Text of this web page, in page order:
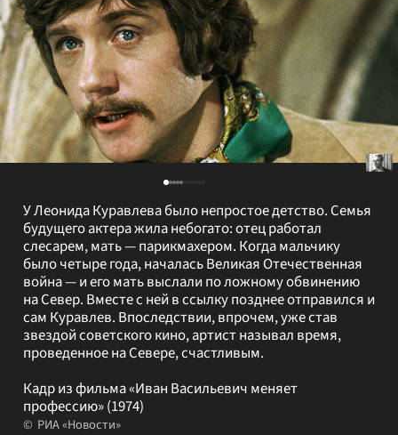
У Леонида Куравлева было непростое детство. Семья
будущего актера жила небогато: отец работал
слесарем, мать — парикмахером. Когда мальчику
было четыре года, началась Великая Отечественная
война — и его мать выслали по ложному обвинению
на Север. Вместе с ней в ссылку позднее отправился и
сам Куравлев. Впоследствии, впрочем, уже став
звездой советского кино, артист называл время,
проведенное на Севере, счастливым.
Кадр из фильма «Иван Васильевич меняет
профессию» (1974)
РИА «Новости»